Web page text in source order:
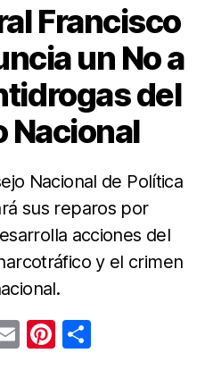
Francisco
un No a
del
Nacional
Nacional de Política
sus reparos por
acciones del
y el crimen
E Pi